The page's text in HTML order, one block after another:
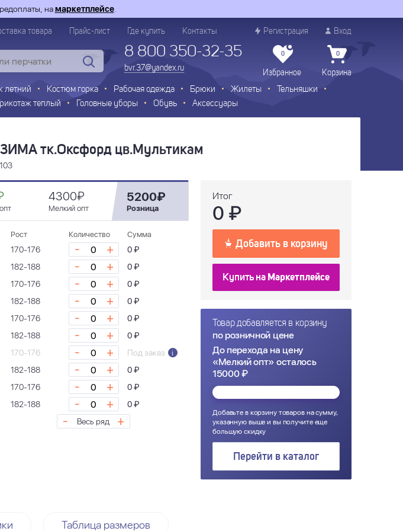
намаркетплейсе.
товара Прайс-лист Где купить Контакты Регистрация Вход
8 800 350-32-35
bvr.37@yandex.ru
0
Избранное
0
Корзина
летний Костюм горка Рабочая одежда Брюки Жилеты
Тельняшки
теплый Головные уборы Обувь Аксессуары
тк.Оксфорд цв.Мультикам
4300₽
Мелкий опт
5200₽
Розница
Рост Количество Сумма
170-176 - +
0 ₽
182-188 - +
0 ₽
170-176 - +
0 ₽
182-188 - +
0 ₽
170-176 - +
0 ₽
182-188 - +
0 ₽
170-176 - + Под заказ
i
182-188 - +
0 ₽
170-176 - +
0 ₽
182-188 - + 0 ₽
- Весь ряд +
Итог
0 ₽
Добавить в корзину
Купить на Маркетплейсе
Товар добавляется в корзину
по розничной цене
До перехода на цену
«Мелкий опт» осталось
15000 ₽
Добавьте в корзину товаров на сумму,
указанную выше и вы получите еще
большую скидку
Перейти в каталог
Таблица размеров